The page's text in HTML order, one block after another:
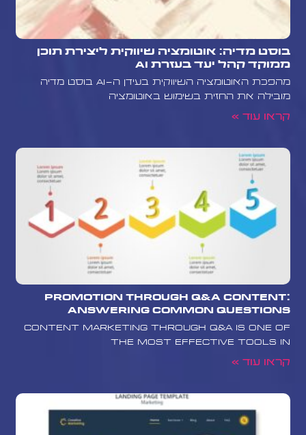
בוסט מדיה: אוטומציה שיווקית ליצירת תוכן
ממוקד קהל יעד בעזרת AI
מהפכת האוטומציה השיווקית בעידן ה-AI בוסט מדיה
מובילה את החזית בשימוש באוטומציה
קראו עוד »
Promotion Through Q&A Content:
Answering Common Questions
Content marketing through Q&A is one of
the most effective tools in
קראו עוד »